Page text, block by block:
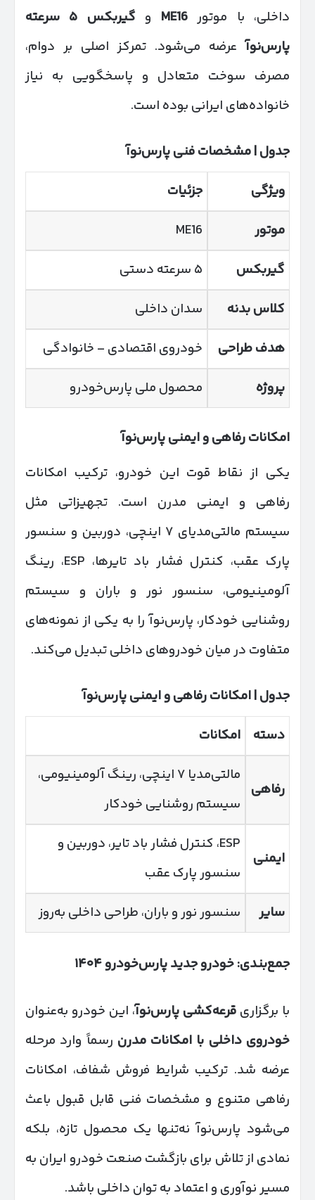
داخلی، با موتورME16 و گیربکس ۵ سرعته
پارس‌نوآعرضه می‌شود. تمرکز اصلی بر دوام،
مصرف سوخت متعادل و پاسخگویی به نیاز
خانواده‌های ایرانی بوده است.
جدول | مشخصات فنی پارس‌نوآ
ویژگی
جزئیات
موتور
ME16
گیربکس
۵ سرعته دستی
کلاس بدنه
سدان داخلی
هدف طراحی
خودروی اقتصادی – خانوادگی
پروژه
محصول ملی پارس‌خودرو
امکانات رفاهی و ایمنی پارس‌نوآ
یکی از نقاط قوت این خودرو، ترکیب امکانات
رفاهی و ایمنی مدرن است. تجهیزاتی مثل
سیستم مالتی‌مدیای ۷ اینچی، دوربین و سنسور
پارک عقب، کنترل فشار باد تایرها، ESP، رینگ
آلومینیومی، سنسور نور و باران و سیستم
روشنایی خودکار، پارس‌نوآ را به یکی از نمونه‌های
متفاوت در میان خودروهای داخلی تبدیل می‌کند.
جدول | امکانات رفاهی و ایمنی پارس‌نوآ
دسته
امکانات
رفاهی
مالتی‌مدیا ۷ اینچی، رینگ آلومینیومی،
سیستم روشنایی خودکار
ایمنی
ESP، کنترل فشار باد تایر، دوربین و
سنسور پارک عقب
سایر
سنسور نور و باران، طراحی داخلی به‌روز
جمع‌بندی: خودرو جدید پارس‌خودرو۱۴۰۴
با برگزاری قرعه‌کشی پارس‌نوآ، این خودرو به‌عنوان
خودروی داخلی با امکانات مدرن رسماً وارد مرحله
عرضه شد. ترکیب شرایط فروش شفاف، امکانات
رفاهی متنوع و مشخصات فنی قابل قبول باعث
می‌شود پارس‌نوآ نه‌تنها یک محصول تازه، بلکه
نمادی از تلاش برای بازگشت صنعت خودرو ایران به
مسیر نوآوری و اعتماد به توان داخلی باشد.